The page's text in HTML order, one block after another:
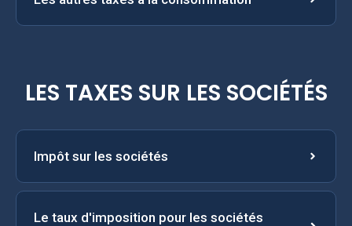
LES TAXES SUR LES SOCIÉTÉS
Impôt sur les sociétés
Le taux d'imposition pour les sociétés